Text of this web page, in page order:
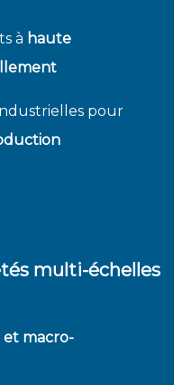
à haute
pour
multi-échelles
et macro-